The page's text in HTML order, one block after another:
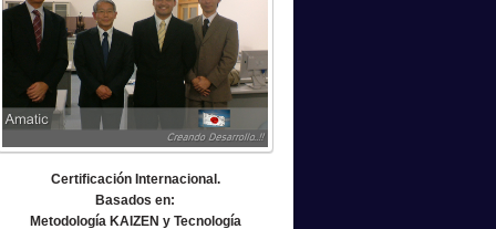
Certificación Internacional.
Basados en:
Metodología KAIZEN y Tecnología